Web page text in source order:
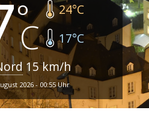
24°C
17°C
15km/h
2026 - 00:55 Uhr